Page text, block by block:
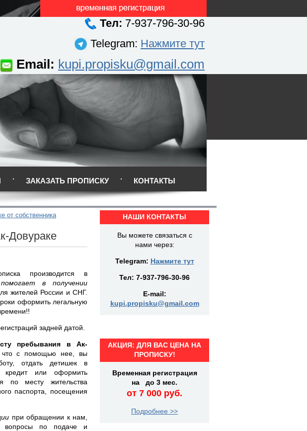
Тел: 7-937-796-30-96
Telegram: Нажмите тут
Email: kupi.propisku@gmail.com
ЗАКАЗАТЬ ПРОПИСКУ КОНТАКТЫ
от собственника
Довураке
производится в
помогает в получении
жителей России и СНГ.
оформить легальную
задней датой.
пребывания в Ак-
что с помощью нее, вы
отдать детишек в
кредит или оформить
по месту жительства
паспорта, посещения
при обращении к нам,
вопросы по подаче и
НАШИ КОНТАКТЫ
Вы можете связаться с
нами через:
Telegram: Нажмите тут
Тел: 7-937-796-30-96
E-mail:
kupi.propisku@gmail.com
АКЦИЯ: ДЛЯ ВАС ЦЕНА НА
ПРОПИСКУ!
Временная регистрация
на до 3 мес.
от 7 000 руб.
Подробнее >>